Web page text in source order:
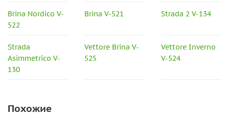
Brina Nordico V-
522
Brina V-521 Strada 2 V-134
Strada
Asimmetrico V-
130
Vettore Brina V-
525
Vettore Inverno
V-524
Похожие